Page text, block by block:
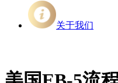
关于我们